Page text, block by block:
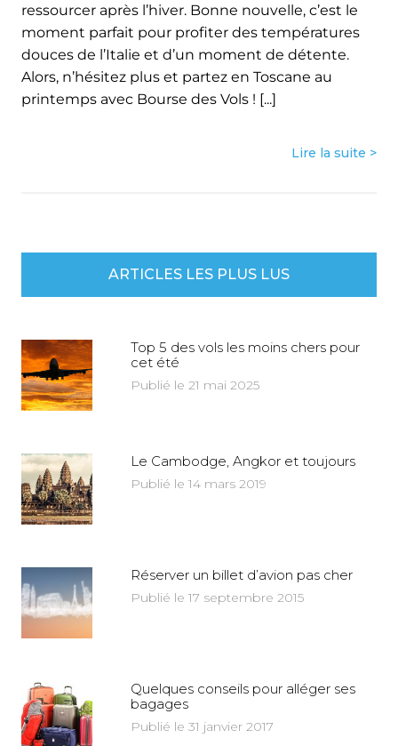
ressourcer après l’hiver. Bonne nouvelle, c’est le
moment parfait pour profiter des températures
douces de l’Italie et d’un moment de détente.
Alors, n’hésitez plus et partez en Toscane au
printemps avec Bourse des Vols ! [...]
Lire la suite >
ARTICLES LES PLUS LUS
Top 5 des vols les moins chers pour
cet été
Publié le 21 mai 2025
Le Cambodge, Angkor et toujours
Publié le 14 mars 2019
Réserver un billet d’avion pas cher
Publié le 17 septembre 2015
Quelques conseils pour alléger ses
bagages
Publié le 31 janvier 2017